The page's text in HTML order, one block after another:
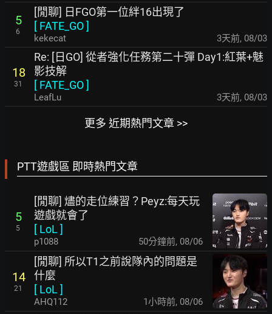
5
6
[閒聊] 日FGO第一位絆16出現了
[ FATE_GO]
kekecat 3天前, 08/03
18
31
Re: [日GO] 從者強化任務第二十彈 Day1:紅葉+魅
影技解
[ FATE_GO]
LeafLu 3天前, 08/03
更多 近期熱門文章 >>
PTT遊戲區 即時熱門文章
5
5
[閒聊] 燼的走位練習？Peyz:每天玩
遊戲就會了
[ LoL ]
p1088 51分鐘前, 08/06
14
21
[閒聊] 所以T1之前說隊內的問題是
什麼
[ LoL ]
AHQ112 1小時前, 08/06